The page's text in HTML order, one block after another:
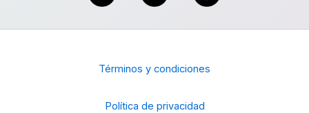
Términos y condiciones
Política de privacidad